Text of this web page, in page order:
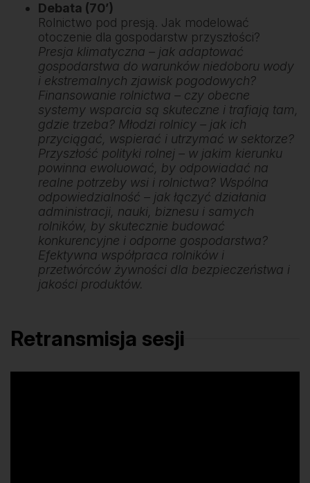
Debata (70’)
Rolnictwo pod presją. Jak modelować
otoczenie dla gospodarstw przyszłości?
Presja klimatyczna – jak adaptować
gospodarstwa do warunków niedoboru wody
i ekstremalnych zjawisk pogodowych?
Finansowanie rolnictwa – czy obecne
systemy wsparcia są skuteczne i trafiają tam,
gdzie trzeba? Młodzi rolnicy – jak ich
przyciągać, wspierać i utrzymać w sektorze?
Przyszłość polityki rolnej – w jakim kierunku
powinna ewoluować, by odpowiadać na
realne potrzeby wsi i rolnictwa? Wspólna
odpowiedzialność – jak łączyć działania
administracji, nauki, biznesu i samych
rolników, by skutecznie budować
konkurencyjne i odporne gospodarstwa?
Efektywna współpraca rolników i
przetwórców żywności dla bezpieczeństwa i
jakości produktów.
Retransmisja sesji